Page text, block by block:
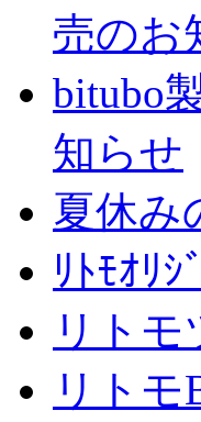
売のお
bitubo
知らせ
夏休み
ﾘﾄﾓｵﾘ
リト
リト